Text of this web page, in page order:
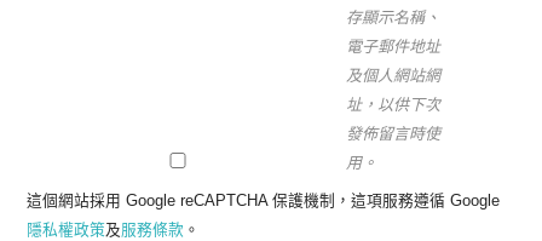
存顯示名稱、
電子郵件地址
及個人網站網
址，以供下次
發佈留言時使
用。
這個網站採用 Google reCAPTCHA 保護機制，這項服務遵循 Google
隱私權政策及服務條款 。